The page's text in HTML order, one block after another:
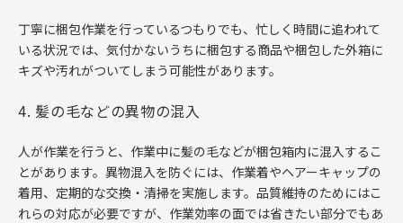
丁寧に梱包作業を行っているつもりでも、忙しく時間に追われて
いる状況では、気付かないうちに梱包する商品や梱包した外箱に
キズや汚れがついてしまう可能性があります。
4. 髪の毛などの異物の混入
人が作業を行うと、作業中に髪の毛などが梱包箱内に混入するこ
とがあります。異物混入を防ぐには、作業着やヘアーキャップの
着用、定期的な交換・清掃を実施します。品質維持のためにはこ
れらの対応が必要ですが、作業効率の面では省きたい部分でもあ